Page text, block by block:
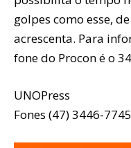
golpes como esse,
acrescenta. Para
fone do Procon é o
UNOPress
Fones (47) 3446-